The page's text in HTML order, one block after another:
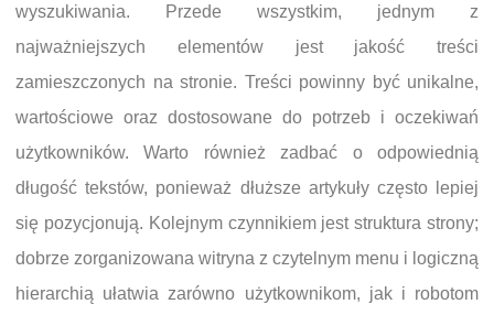
wyszukiwania. Przede wszystkim, jednym z
najważniejszych elementów jest jakość treści
zamieszczonych na stronie. Treści powinny być unikalne,
wartościowe oraz dostosowane do potrzeb i oczekiwań
użytkowników. Warto również zadbać o odpowiednią
długość tekstów, ponieważ dłuższe artykuły często lepiej
się pozycjonują. Kolejnym czynnikiem jest struktura strony;
dobrze zorganizowana witryna z czytelnym menu i logiczną
hierarchią ułatwia zarówno użytkownikom, jak i robotom